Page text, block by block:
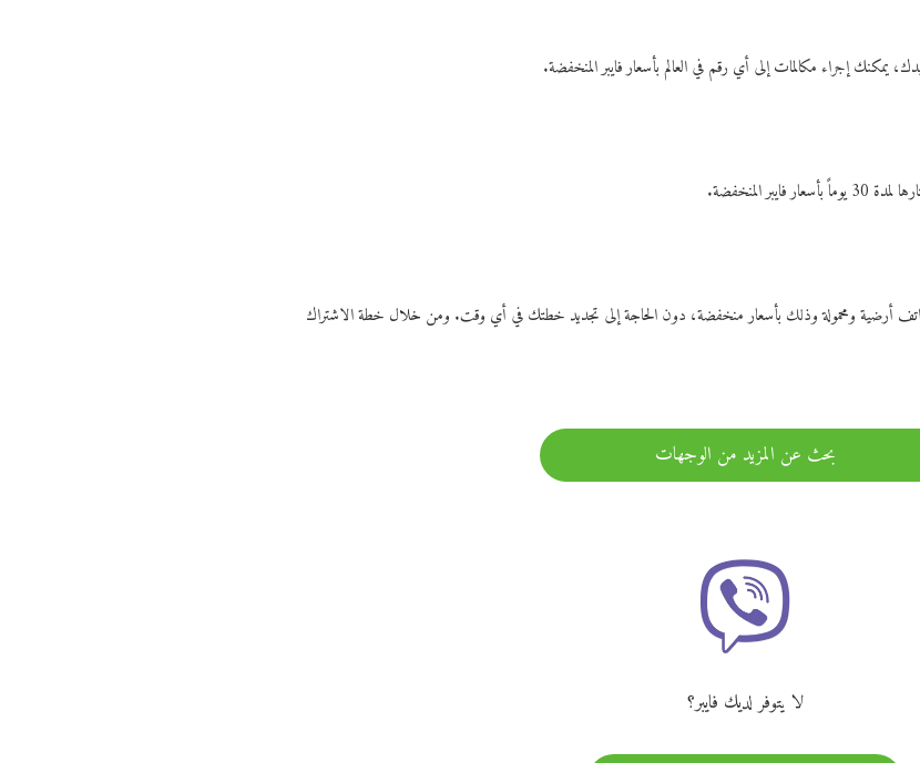
هواتف أرضية ومحمولة وذلك بأسعار منخفضة، دون الحاجة إلى تجديد خطتك في أي وقت. ومن خلال خطة الاشتراك
بحث عن المزيد من الوجهات
لا يتوفر لديك فايبر؟